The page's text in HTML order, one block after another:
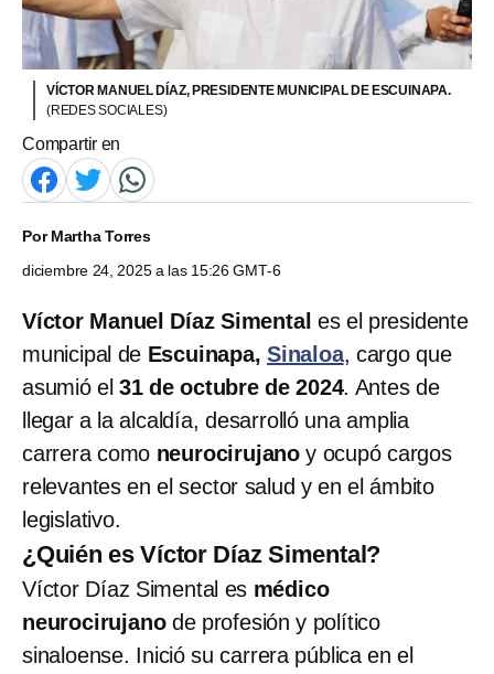
VÍCTOR MANUEL DÍAZ, PRESIDENTE MUNICIPAL DE ESCUINAPA.
(REDES SOCIALES)
Compartir en
PorMartha Torres
diciembre 24, 2025 a las 15:26 GMT-6
Víctor Manuel Díaz Simental es el presidente
municipal de Escuinapa,Sinaloa, cargo que
asumió el31 de octubre de 2024. Antes de
llegar a la alcaldía, desarrolló una amplia
carrera como neurocirujano y ocupó cargos
relevantes en el sector salud y en el ámbito
legislativo.
¿Quién es Víctor Díaz Simental?
Víctor Díaz Simental es médico
neurocirujanode profesión y político
sinaloense. Inició su carrera pública en el